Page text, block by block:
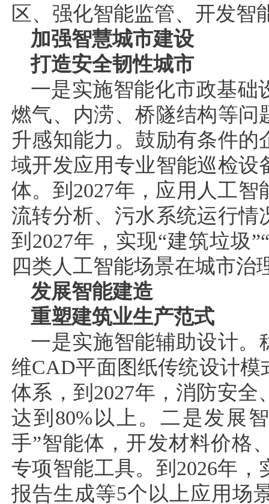
区、强化智能监管、开发智
加强智慧城市建设
打造安全韧性城市
一是实施智能化市政基础
燃气、内涝、桥隧结构等问
升感知能力。鼓励有条件
域开发应用专业智能巡检设
体。到2027年，应用人工
流转分析、污水系统运行
到2027年，实现“建筑垃圾
四类人工智能场景在城市治
发展智能建造
重塑建筑业生产范式
一是实施智能辅助设计
维CAD平面图纸传统设计
体系，到2027年，消防安
达到80%以上。二是发展
手”智能体，开发材料价格
专项智能工具。到2026年
报告生成等5个以上应用场